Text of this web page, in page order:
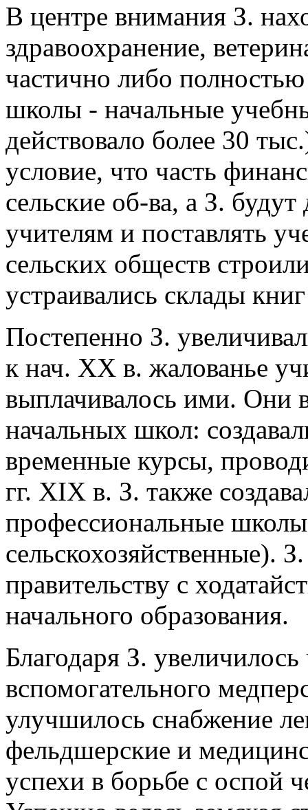
В центре внимания З.
здравоохранение,
частично либо
школы - начальные
действовало более 30
условие, что часть
сельские об-ва, а З.
учителям и поставлять
сельских обществ
устраивались склады
Постепенно З.
к нач. ХХ в. жалованье
выплачивалось ими. Они
начальных школ:
временные курсы,
гг. XIX в. З. также
профессиональные
сельскохозяйственные).
правительству с
начального образования.
Благодаря З.
вспомогательного
улучшилось снабжение
фельдшерские и
успехи в борьбе с оспой